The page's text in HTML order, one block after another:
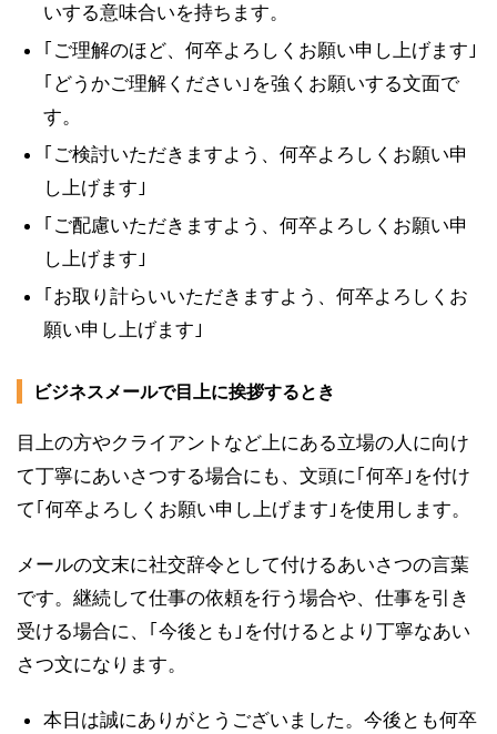
いする意味合いを持ちます。
｢ご理解のほど、何卒よろしくお願い申し上げます｣
｢どうかご理解ください｣を強くお願いする文面で
す。
｢ご検討いただきますよう、何卒よろしくお願い申
し上げます｣
｢ご配慮いただきますよう、何卒よろしくお願い申
し上げます｣
｢お取り計らいいただきますよう、何卒よろしくお
願い申し上げます｣
ビジネスメールで目上に挨拶するとき
目上の方やクライアントなど上にある立場の人に向け
て丁寧にあいさつする場合にも、文頭に｢何卒｣を付け
て｢何卒よろしくお願い申し上げます｣を使用します。
メールの文末に社交辞令として付けるあいさつの言葉
です。継続して仕事の依頼を行う場合や、仕事を引き
受ける場合に、｢今後とも｣を付けるとより丁寧なあい
さつ文になります。
本日は誠にありがとうございました。今後とも何卒